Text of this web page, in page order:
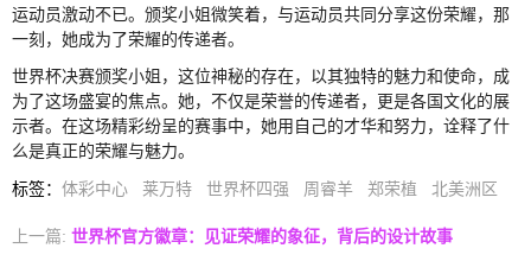
运动员激动不已。颁奖小姐微笑着，与运动员共同分享这份荣耀，那
一刻，她成为了荣耀的传递者。
世界杯决赛颁奖小姐，这位神秘的存在，以其独特的魅力和使命，成
为了这场盛宴的焦点。她，不仅是荣誉的传递者，更是各国文化的展
示者。在这场精彩纷呈的赛事中，她用自己的才华和努力，诠释了什
么是真正的荣耀与魅力。
标签： 体彩中心 莱万特 世界杯四强 周睿羊 郑荣植 北美洲区
上一篇: 世界杯官方徽章：见证荣耀的象征，背后的设计故事